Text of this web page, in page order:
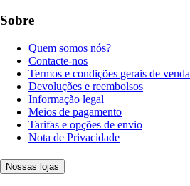
Sobre
Quem somos nós?
Contacte-nos
Termos e condições gerais de venda
Devoluções e reembolsos
Informação legal
Meios de pagamento
Tarifas e opções de envio
Nota de Privacidade
Nossas lojas